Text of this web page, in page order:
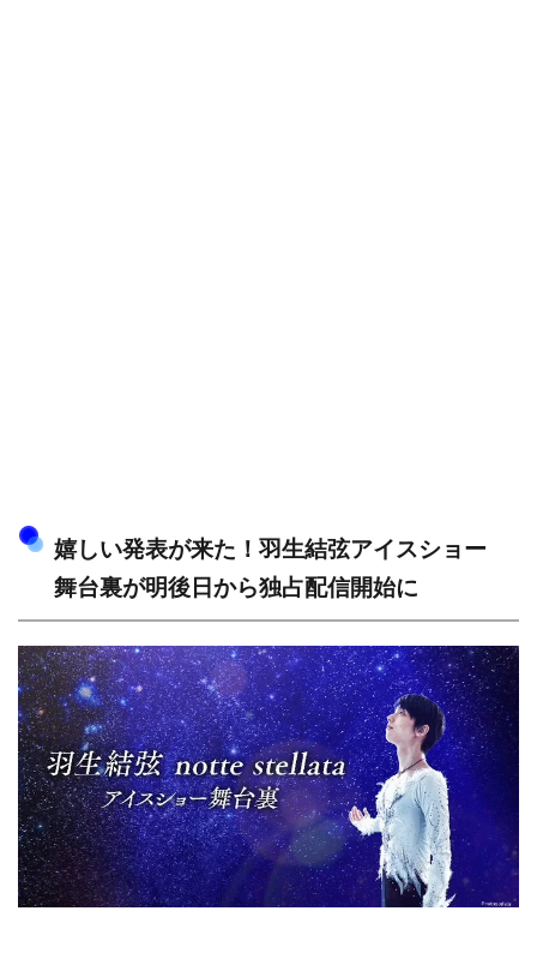
嬉しい発表が来た！羽生結弦アイスショー
舞台裏が明後日から独占配信開始に